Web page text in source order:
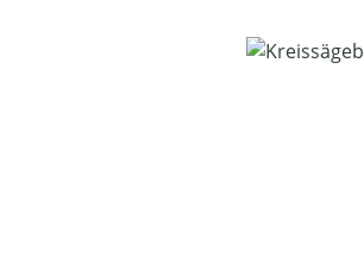
Bildergalerie überspringen